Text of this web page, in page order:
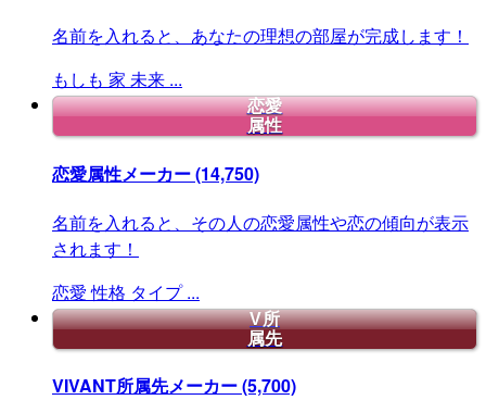
名前を入れると、あなたの理想の部屋が完成します！
もしも 家 未来 ...
恋愛
属性
恋愛属性メーカー(14,750)
名前を入れると、その人の恋愛属性や恋の傾向が表示
されます！
恋愛 性格 タイプ ...
V所
属先
VIVANT所属先メーカー(5,700)